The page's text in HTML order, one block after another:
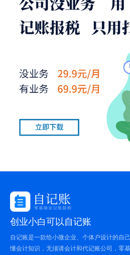
创业小白可以自记账
自记账是一款给小微企业、个体户设计的自
懂会计知识，无须请会计和代记账公司，零